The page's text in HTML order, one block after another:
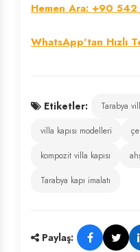
Hemen Ara: +90
WhatsApp'tan Hızlı
Etiketler:
Tarabya
villa kapısı modelleri
kompozit villa kapısı
Tarabya kapı imalatı
Paylaş: